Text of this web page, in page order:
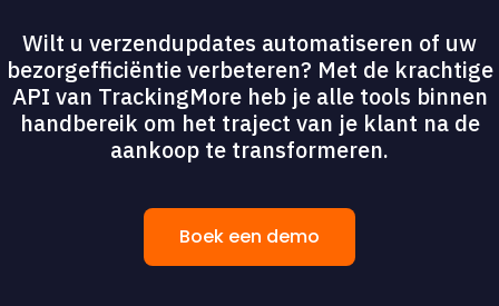
Wilt u verzendupdates automatiseren of uw
bezorgefficiëntie verbeteren? Met de krachtige
API van TrackingMore heb je alle tools binnen
handbereik om het traject van je klant na de
aankoop te transformeren.
Boek een demo